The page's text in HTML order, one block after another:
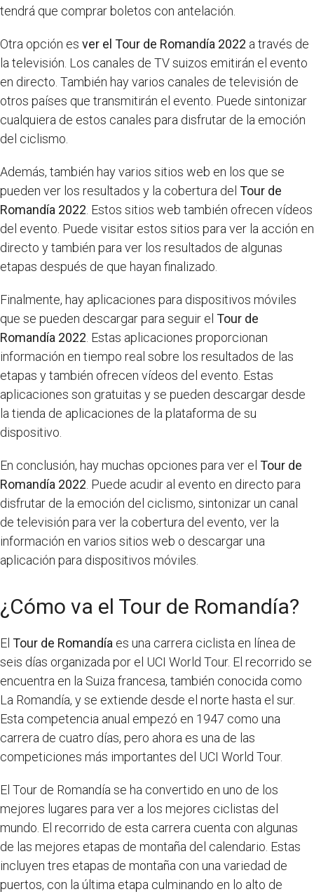
tendrá que comprar boletos con antelación.
Otra opción es ver el Tour de Romandía 2022 a través de
la televisión. Los canales de TV suizos emitirán el evento
en directo. También hay varios canales de televisión de
otros países que transmitirán el evento. Puede sintonizar
cualquiera de estos canales para disfrutar de la emoción
del ciclismo.
Además, también hay varios sitios web en los que se
pueden ver los resultados y la cobertura del Tour de
Romandía 2022 . Estos sitios web también ofrecen vídeos
del evento. Puede visitar estos sitios para ver la acción en
directo y también para ver los resultados de algunas
etapas después de que hayan finalizado.
Finalmente, hay aplicaciones para dispositivos móviles
que se pueden descargar para seguir el Tour de
Romandía 2022 . Estas aplicaciones proporcionan
información en tiempo real sobre los resultados de las
etapas y también ofrecen vídeos del evento. Estas
aplicaciones son gratuitas y se pueden descargar desde
la tienda de aplicaciones de la plataforma de su
dispositivo.
En conclusión, hay muchas opciones para ver el Tour de
Romandía 2022 . Puede acudir al evento en directo para
disfrutar de la emoción del ciclismo, sintonizar un canal
de televisión para ver la cobertura del evento, ver la
información en varios sitios web o descargar una
aplicación para dispositivos móviles.
¿Cómo va el Tour de Romandía?
El Tour de Romandía es una carrera ciclista en línea de
seis días organizada por el UCI World Tour. El recorrido se
encuentra en la Suiza francesa, también conocida como
La Romandía, y se extiende desde el norte hasta el sur.
Esta competencia anual empezó en 1947 como una
carrera de cuatro días, pero ahora es una de las
competiciones más importantes del UCI World Tour.
El Tour de Romandía se ha convertido en uno de los
mejores lugares para ver a los mejores ciclistas del
mundo. El recorrido de esta carrera cuenta con algunas
de las mejores etapas de montaña del calendario. Estas
incluyen tres etapas de montaña con una variedad de
puertos, con la última etapa culminando en lo alto de